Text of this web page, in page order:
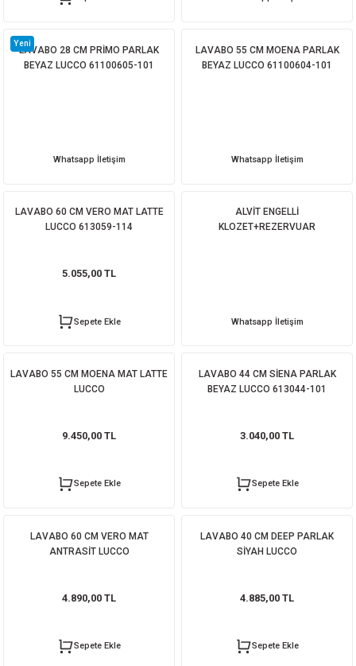
Yeni
LAVABO 28 CM PRİMO PARLAK
BEYAZ LUCCO 61100605-101
Whatsapp İletişim
LAVABO 55 CM MOENA PARLAK
BEYAZ LUCCO 61100604-101
Whatsapp İletişim
LAVABO 60 CM VERO MAT LATTE
LUCCO 613059-114
5.055,00 TL
Sepete Ekle
ALVİT ENGELLİ
KLOZET+REZERVUAR
Whatsapp İletişim
LAVABO 55 CM MOENA MAT LATTE
LUCCO
9.450,00 TL
Sepete Ekle
LAVABO 44 CM SİENA PARLAK
BEYAZ LUCCO 613044-101
3.040,00 TL
Sepete Ekle
LAVABO 60 CM VERO MAT
ANTRASİT LUCCO
4.890,00 TL
Sepete Ekle
LAVABO 40 CM DEEP PARLAK
SİYAH LUCCO
4.885,00 TL
Sepete Ekle